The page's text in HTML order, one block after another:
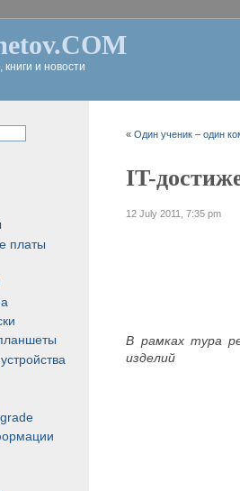
и новости
«Один ученик – один
IT-
12 July 2011, 7:35 pm
В рамках тура
изделий
платы